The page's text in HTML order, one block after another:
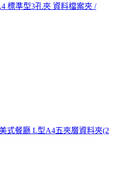
標準型3孔夾 資料檔案夾 /
式餐廳 L型A4五夾層資料夾(2